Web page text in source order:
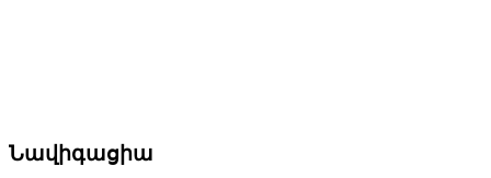
Նավիգացիա